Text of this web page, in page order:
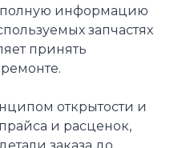
полную информацию
запчастях
принять
открытости и
и расценок,